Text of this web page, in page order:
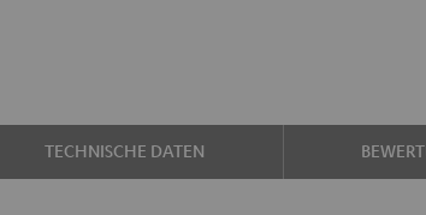
TECHNISCHE DATEN